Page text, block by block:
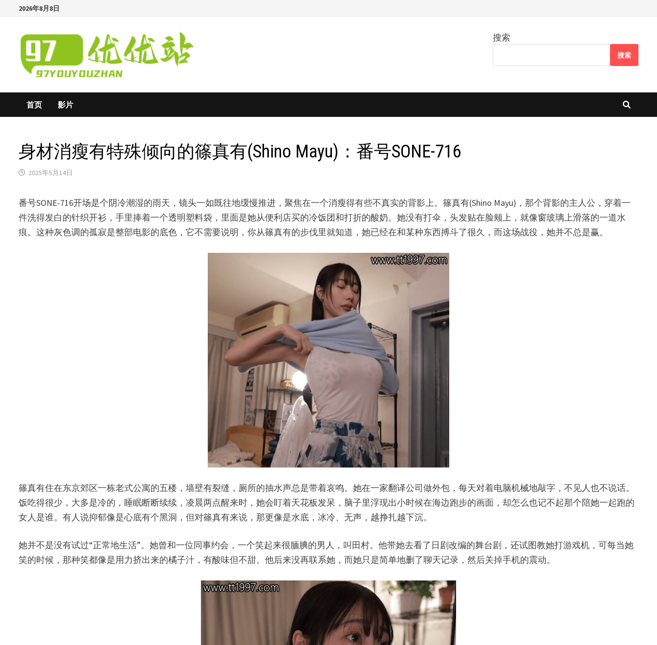
content
2026年8月8日
搜索
搜索
首页 影片
身材消瘦有特殊倾向的篠真有(Shino Mayu)：番号SONE-716
2025年5月14日
番号SONE-716开场是个阴冷潮湿的雨天，镜头一如既往地缓慢推进，聚焦在一个消瘦得有些不真实的背影上。篠真有(Shino Mayu)，那个背影的主人公，穿着一
件洗得发白的针织开衫，手里捧着一个透明塑料袋，里面是她从便利店买的冷饭团和打折的酸奶。她没有打伞，头发贴在脸颊上，就像窗玻璃上滑落的一道水
痕。这种灰色调的孤寂是整部电影的底色，它不需要说明，你从篠真有的步伐里就知道，她已经在和某种东西搏斗了很久，而这场战役，她并不总是赢。
篠真有住在东京郊区一栋老式公寓的五楼，墙壁有裂缝，厕所的抽水声总是带着哀鸣。她在一家翻译公司做外包，每天对着电脑机械地敲字，不见人也不说话。
饭吃得很少，大多是冷的，睡眠断断续续，凌晨两点醒来时，她会盯着天花板发呆，脑子里浮现出小时候在海边跑步的画面，却怎么也记不起那个陪她一起跑的
女人是谁。有人说抑郁像是心底有个黑洞，但对篠真有来说，那更像是水底，冰冷、无声，越挣扎越下沉。
她并不是没有试过“正常地生活”。她曾和一位同事约会，一个笑起来很腼腆的男人，叫田村。他带她去看了日剧改编的舞台剧，还试图教她打游戏机，可每当她
笑的时候，那种笑都像是用力挤出来的橘子汁，有酸味但不甜。他后来没再联系她，而她只是简单地删了聊天记录，然后关掉手机的震动。